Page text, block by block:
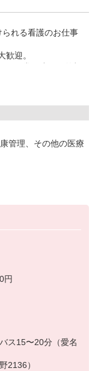
れる看護のお仕事
迎。
持ちを重視してい
わせて働ける環
きた私たちと、一緒
管理、その他の医療
円
ス15〜20分（愛名
2136）